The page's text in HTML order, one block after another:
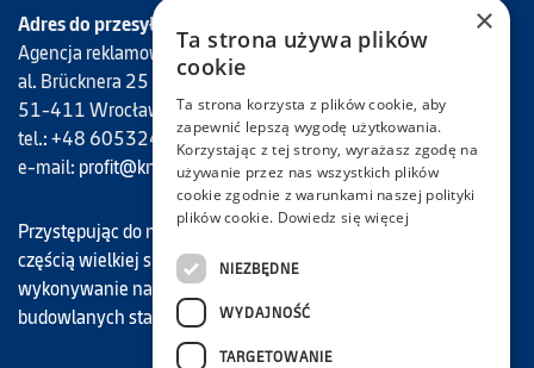
Adres do przesyłania faktur Programu Knauf Profit
Agencja reklamowa Mantis
al. Brücknera 25
51-411 Wrocław
tel.: +48 605324694
e-mail: profit@knauf.com
Przystępując do naszego programu, każdy Uczestnik staje się
częścią wielkiej społeczności Knauf Profit, dla której
wykonywanie najwyższej jakości prac remontowo-
budowlanych stało się zawodowym motto.
×
Ta strona używa plików
cookie
Ta strona korzysta z plików cookie, aby
zapewnić lepszą wygodę użytkowania.
Korzystając z tej strony, wyrażasz zgodę na
używanie przez nas wszystkich plików
cookie zgodnie z warunkami naszej polityki
plików cookie. Dowiedz się więcej
NIEZBĘDNE
WYDAJNOŚĆ
TARGETOWANIE